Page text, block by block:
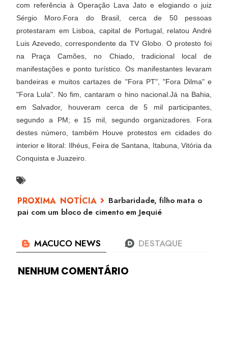
com referência à Operação Lava Jato e elogiando o juiz
Sérgio Moro.Fora do Brasil, cerca de 50 pessoas
protestaram em Lisboa, capital de Portugal, relatou André
Luis Azevedo, correspondente da TV Globo. O protesto foi
na Praça Camões, no Chiado, tradicional local de
manifestações e ponto turístico. Os manifestantes levaram
bandeiras e muitos cartazes de "Fora PT", "Fora Dilma" e
"Fora Lula". No fim, cantaram o hino nacional.Já na Bahia,
em Salvador, houveram cerca de 5 mil participantes,
segundo a PM; e 15 mil, segundo organizadores. Fora
destes número, também Houve protestos em cidades do
interior e litoral: Ilhéus, Feira de Santana, Itabuna, Vitória da
Conquista e Juazeiro.
Barbaridade, filho mata o
pai com um bloco de cimento em Jequié
NENHUM COMENTÁRIO